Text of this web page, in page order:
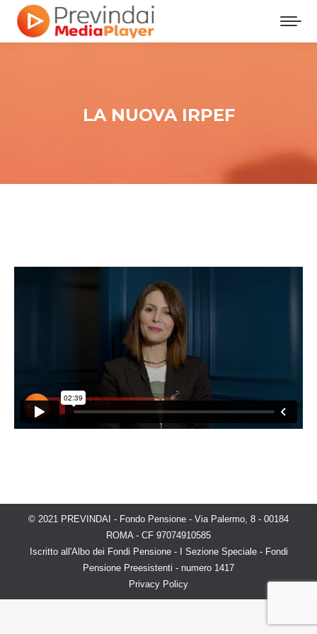
LA NUOVA IRPEF
© 2021 PREVINDAI - Fondo Pensione - Via Palermo, 8 - 00184
ROMA - CF 97074910585
Iscritto all'Albo dei Fondi Pensione - I Sezione Speciale - Fondi
Pensione Preesistenti - numero 1417
Privacy Policy